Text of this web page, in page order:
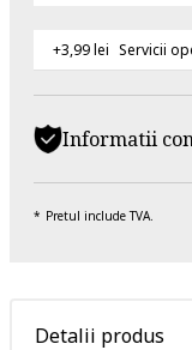
+3,99 lei Servicii
Informatii
Pretul include TVA.
Detalii produs